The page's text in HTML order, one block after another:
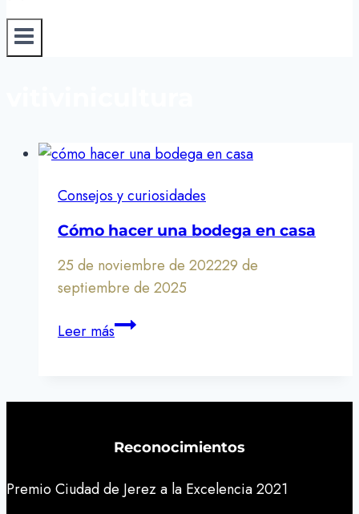
Consejos y curiosidades
Cómo hacer una bodega en casa
25 de noviembre de 202229 de
septiembre de 2025
Leer másCómo
casa
Reconocimientos
Premio Ciudad de Jerez a la Excelencia 2021